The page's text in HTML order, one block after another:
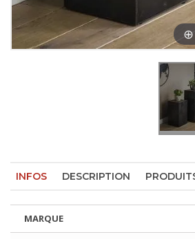
INFOS DESCRIPTION
MARQUE